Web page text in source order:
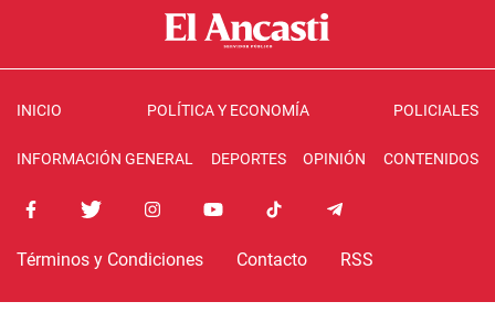
INICIO POLÍTICA Y ECONOMÍA POLICIALES
INFORMACIÓN GENERAL DEPORTES OPINIÓN CONTENIDOS
Términos y Condiciones Contacto RSS